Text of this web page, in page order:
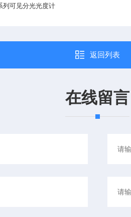
列可见分光光度计
返回列表
在线留言